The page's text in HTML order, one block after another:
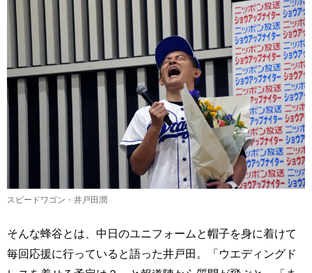
スピードワゴン・井戸田潤
そんな蜂谷とは、中日のユニフォームと帽子を身に着けて
毎回応援に行っていると語った井戸田。「ウエディングド